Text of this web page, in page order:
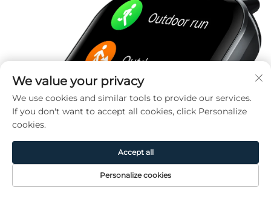
Ana Sayfa Ürün Hakkında İletişim
We value your privacy
We use cookies and similar tools to provide our services.
If you don't want to accept all cookies, click Personalize
cookies.
Personalize cookies
Accept all